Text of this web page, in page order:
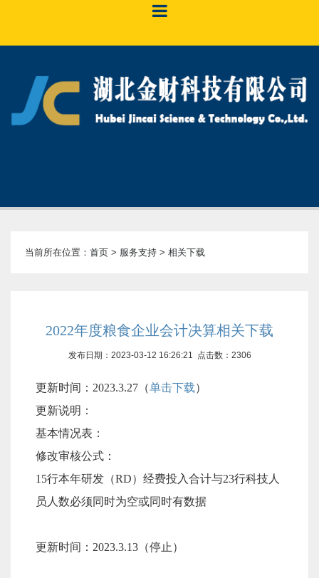
当前所在位置： 首页 > 服务支持 > 相关下载
2022年度粮食企业会计决算相关下载
发布日期：2023-03-12 16:26:21 点击数： 2306
更新时间：2023.3.27（单击下载）
更新说明：
基本情况表：
修改审核公式：
15行本年研发（RD）经费投入合计与23行科技人
员人数必须同时为空或同时有数据
更新时间：2023.3.13（停止）